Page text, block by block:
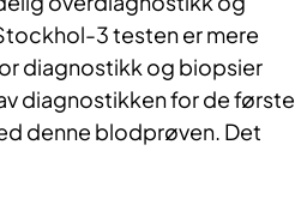
3 testen er mere
diagnostikk og biopsier
diagnostikken for de første
denne blodprøven. Det